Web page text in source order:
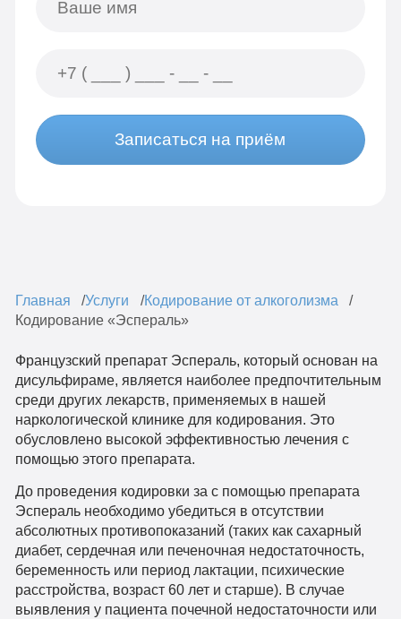
Записаться на приём
Главная Услуги
Кодирование от алкоголизма
Кодирование «Эспераль»
Французский препарат Эспераль, который основан на
дисульфираме, является наиболее предпочтительным
среди других лекарств, применяемых в нашей
наркологической клинике для кодирования. Это
обусловлено высокой эффективностью лечения с
помощью этого препарата.
До проведения кодировки за с помощью препарата
Эспераль необходимо убедиться в отсутствии
абсолютных противопоказаний (таких как сахарный
диабет, сердечная или печеночная недостаточность,
беременность или период лактации, психические
расстройства, возраст 60 лет и старше). В случае
выявления у пациента почечной недостаточности или